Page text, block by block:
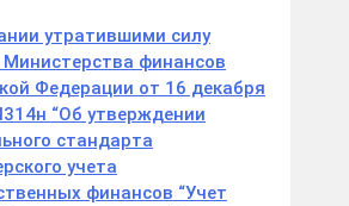
утратившими силу
Министерства финансов
Федерации от 16 декабря
“Об утверждении
стандарта
учета
финансов “Учет